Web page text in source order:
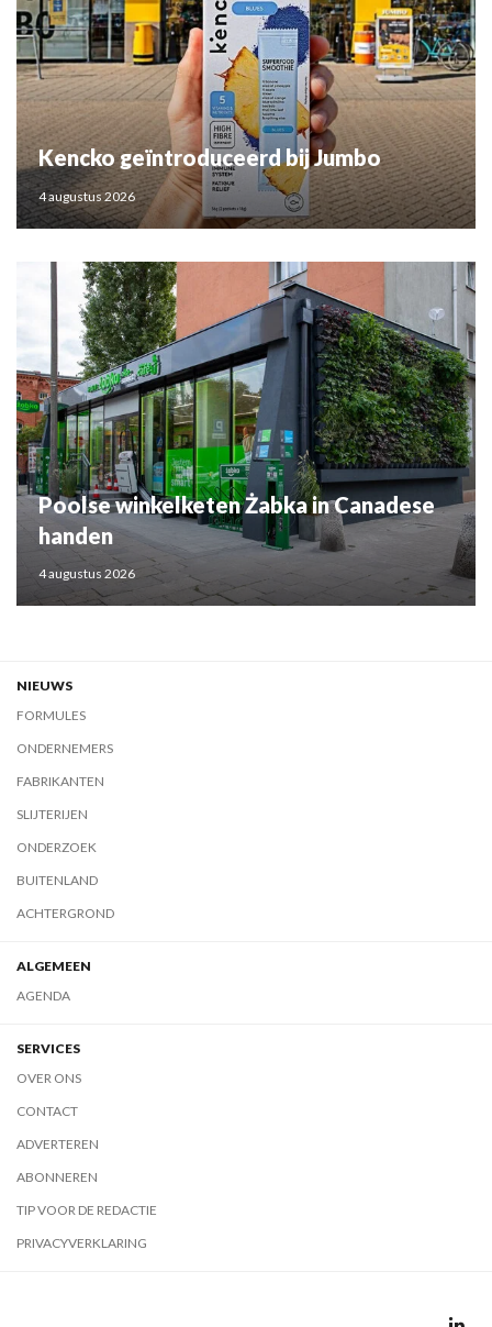
Kencko geïntroduceerd bij Jumbo
4 augustus 2026
Poolse winkelketen Żabka in Canadese
handen
4 augustus 2026
NIEUWS
FORMULES
ONDERNEMERS
FABRIKANTEN
SLIJTERIJEN
ONDERZOEK
BUITENLAND
ACHTERGROND
ALGEMEEN
AGENDA
SERVICES
OVER ONS
CONTACT
ADVERTEREN
ABONNEREN
TIP VOOR DE REDACTIE
PRIVACYVERKLARING